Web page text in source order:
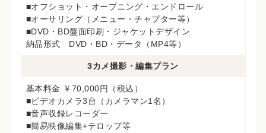
■オフショット・オープニング・エンドロール
■オーサリング（メニュー・チャプター等）
■DVD・BD盤面印刷・ジャケットデザイン
納品形式 DVD・BD・データ（MP4等）
3カメ撮影・編集プラン
基本料金 ￥70,000円（税込）
■ビデオカメラ3台（カメラマン1名）
■音声収録レコーダー
■簡易映像編集+テロップ等